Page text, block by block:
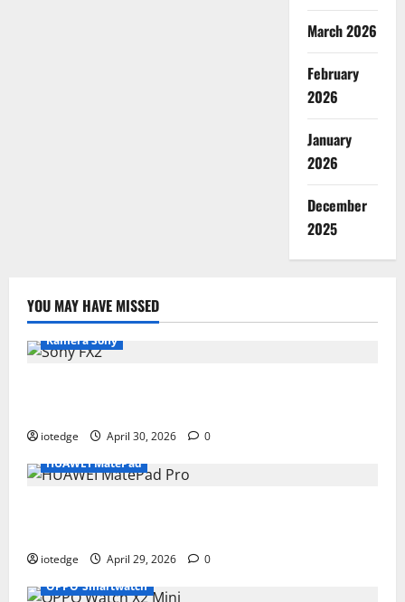
March 2026
February
2026
January
2026
December
2025
YOU MAY HAVE MISSED
Kamera Sony
iotedge April 30, 2026
0
HUAWEI MatePad
iotedge April 29, 2026
0
OPPO Smartwatch